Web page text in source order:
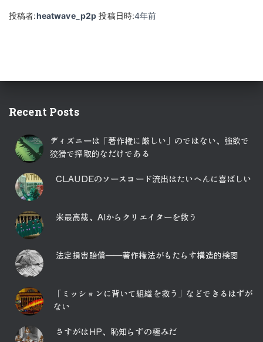
投稿者:heatwave_p2p 投稿日時:4年前
Recent Posts
ディズニーは「著作権に厳しい」のではない、強欲で
狡猾で搾取的なだけである
CLAUDEのソースコード流出はたいへんに喜ばしい
米最高裁、AIからクリエイターを救う
法定損害賠償――著作権法がもたらす構造的検閲
「ミッションに背いて組織を救う」などできるはずが
ない
さすがはHP、恥知らずの極みだ